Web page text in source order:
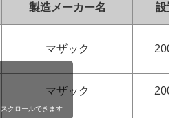
製造メーカー名 設置
マザック 2001
マザック 2001
スクロールできます